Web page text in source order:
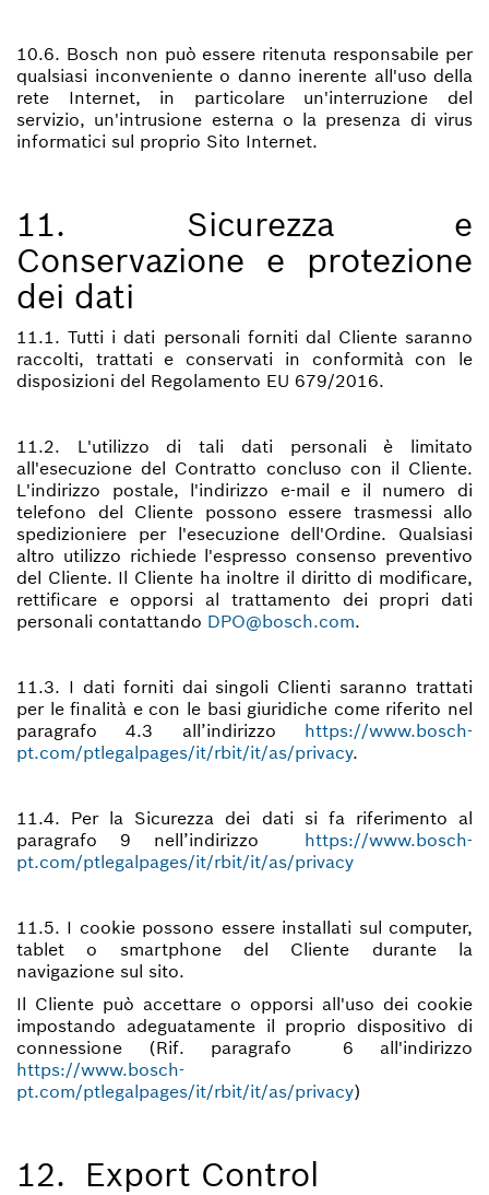
10.6. Bosch non può essere ritenuta responsabile per
qualsiasi inconveniente o danno inerente all'uso della
rete Internet, in particolare un'interruzione del
servizio, un'intrusione esterna o la presenza di virus
informatici sul proprio Sito Internet.
11. Sicurezza e
Conservazione e protezione
dei dati
11.1. Tutti i dati personali forniti dal Cliente saranno
raccolti, trattati e conservati in conformità con le
disposizioni del Regolamento EU 679/2016.
11.2. L'utilizzo di tali dati personali è limitato
all'esecuzione del Contratto concluso con il Cliente.
L'indirizzo postale, l'indirizzo e-mail e il numero di
telefono del Cliente possono essere trasmessi allo
spedizioniere per l'esecuzione dell'Ordine. Qualsiasi
altro utilizzo richiede l'espresso consenso preventivo
del Cliente. Il Cliente ha inoltre il diritto di modificare,
rettificare e opporsi al trattamento dei propri dati
personali contattando DPO@bosch.com.
11.3. I dati forniti dai singoli Clienti saranno trattati
per le finalità e con le basi giuridiche come riferito nel
paragrafo 4.3 all’indirizzo https://www.bosch-
pt.com/ptlegalpages/it/rbit/it/as/privacy.
11.4. Per la Sicurezza dei dati si fa riferimento al
paragrafo 9 nell’indirizzo https://www.bosch-
pt.com/ptlegalpages/it/rbit/it/as/privacy
11.5. I cookie possono essere installati sul computer,
tablet o smartphone del Cliente durante la
navigazione sul sito.
Il Cliente può accettare o opporsi all'uso dei cookie
impostando adeguatamente il proprio dispositivo di
connessione (Rif. paragrafo 6 all'indirizzo
https://www.bosch-
pt.com/ptlegalpages/it/rbit/it/as/privacy)
12. Export Control